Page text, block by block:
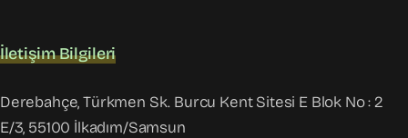
İletişim Bilgileri
Derebahçe, Türkmen Sk. Burcu Kent Sitesi E Blok No : 2
E/3, 55100 İlkadım/Samsun